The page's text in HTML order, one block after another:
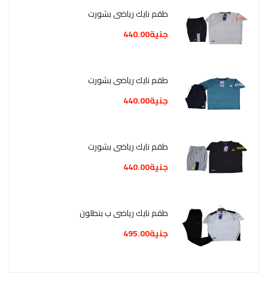
طقم نايك رياضي بشورت
جنية440.00
طقم نايك رياضي بشورت
جنية440.00
طقم نايك رياضي بشورت
جنية440.00
طقم نايك رياضي ب بنطلون
جنية495.00